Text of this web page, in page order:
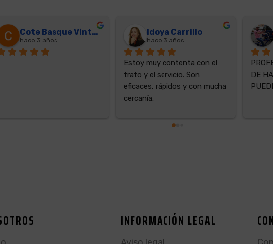
Cote Basque Vintage
hace 3 años
Idoya Carrillo
hace 3 años
Estoy muy contenta con el
trato y el servicio. Son
eficaces, rápidos y con mucha
cercanía.
DE
INFORMACIÓN LEGAL